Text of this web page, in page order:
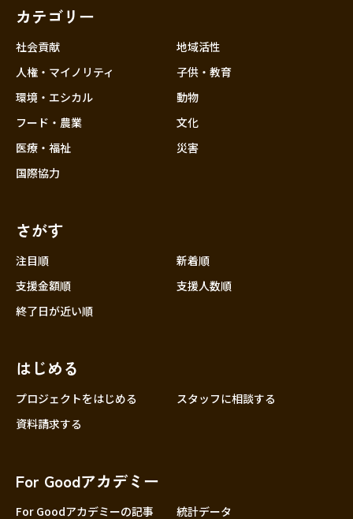
近畿
中国
カテゴリー
社会貢献
人権・マイノリティ
環境・エシカル
フード・農業
医療・福祉
国際協力
地域活性
子供・教育
動物
文化
災害
さがす
注目順
新着順
支援金額順
支援人数順
終了日が近い順
はじめる
プロジェクトをはじめる
スタッフに相談する
資料請求する
For Goodアカデミー
For Goodアカデミーの記事
統計データ